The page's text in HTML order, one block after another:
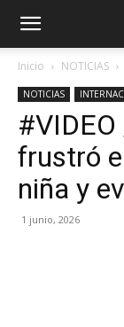
Inicio NOTICIAS
NOTICIAS
frustró
niña y
1 junio, 2026